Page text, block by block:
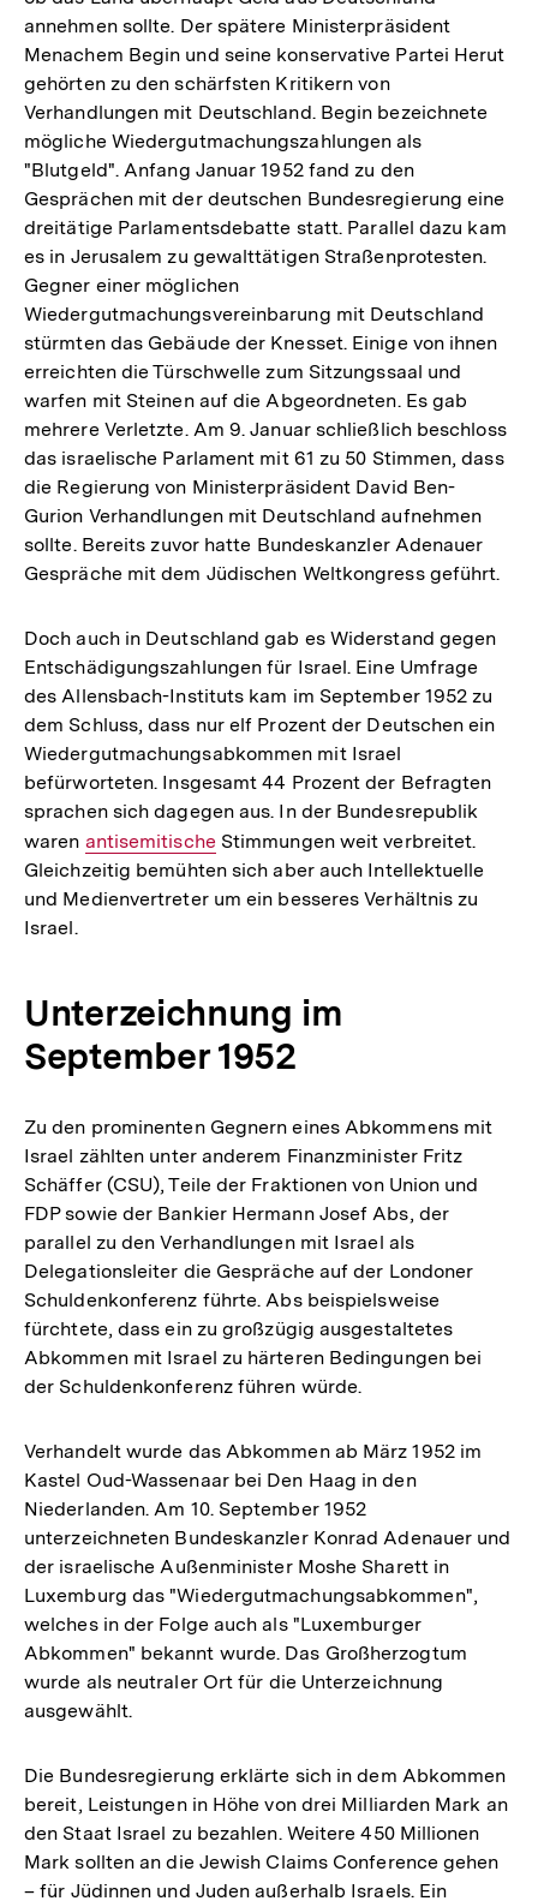
annehmen sollte. Der spätere Ministerpräsident
Menachem Begin und seine konservative Partei Herut
gehörten zu den schärfsten Kritikern von
Verhandlungen mit Deutschland. Begin bezeichnete
mögliche Wiedergutmachungszahlungen als
"Blutgeld". Anfang Januar 1952 fand zu den
Gesprächen mit der deutschen Bundesregierung eine
dreitätige Parlamentsdebatte statt. Parallel dazu kam
es in Jerusalem zu gewalttätigen Straßenprotesten.
Gegner einer möglichen
Wiedergutmachungsvereinbarung mit Deutschland
stürmten das Gebäude der Knesset. Einige von ihnen
erreichten die Türschwelle zum Sitzungssaal und
warfen mit Steinen auf die Abgeordneten. Es gab
mehrere Verletzte. Am 9. Januar schließlich beschloss
das israelische Parlament mit 61 zu 50 Stimmen, dass
die Regierung von Ministerpräsident David Ben-
Gurion Verhandlungen mit Deutschland aufnehmen
sollte. Bereits zuvor hatte Bundeskanzler Adenauer
Gespräche mit dem Jüdischen Weltkongress geführt.
Doch auch in Deutschland gab es Widerstand gegen
Entschädigungszahlungen für Israel. Eine Umfrage
des Allensbach-Instituts kam im September 1952 zu
dem Schluss, dass nur elf Prozent der Deutschen ein
Wiedergutmachungsabkommen mit Israel
befürworteten. Insgesamt 44 Prozent der Befragten
sprachen sich dagegen aus. In der Bundesrepublik
waren Interner
Link:
antisemitische Stimmungen weit verbreitet.
Gleichzeitig bemühten sich aber auch Intellektuelle
und Medienvertreter um ein besseres Verhältnis zu
Israel.
Unterzeichnung im
September 1952
Zu den prominenten Gegnern eines Abkommens mit
Israel zählten unter anderem Finanzminister Fritz
Schäffer (CSU), Teile der Fraktionen von Union und
FDP sowie der Bankier Hermann Josef Abs, der
parallel zu den Verhandlungen mit Israel als
Delegationsleiter die Gespräche auf der Londoner
Schuldenkonferenz führte. Abs beispielsweise
fürchtete, dass ein zu großzügig ausgestaltetes
Abkommen mit Israel zu härteren Bedingungen bei
der Schuldenkonferenz führen würde.
Verhandelt wurde das Abkommen ab März 1952 im
Kastel Oud-Wassenaar bei Den Haag in den
Niederlanden. Am 10. September 1952
unterzeichneten Bundeskanzler Konrad Adenauer und
der israelische Außenminister Moshe Sharett in
Luxemburg das "Wiedergutmachungsabkommen",
welches in der Folge auch als "Luxemburger
Abkommen" bekannt wurde. Das Großherzogtum
wurde als neutraler Ort für die Unterzeichnung
ausgewählt.
Die Bundesregierung erklärte sich in dem Abkommen
bereit, Leistungen in Höhe von drei Milliarden Mark an
den Staat Israel zu bezahlen. Weitere 450 Millionen
Mark sollten an die Jewish Claims Conference gehen
– für Jüdinnen und Juden außerhalb Israels. Ein